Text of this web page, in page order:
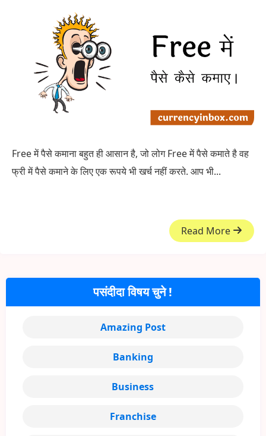
Free में पैसे कमाना बहुत ही आसान है, जो लोग Free में पैसे कमाते है वह
फ्री में पैसे कमाने के लिए एक रूपये भी खर्च नहीं करते. आप भी...
Read More
पसंदीदा विषय चुने !
Amazing Post
Banking
Business
Franchise